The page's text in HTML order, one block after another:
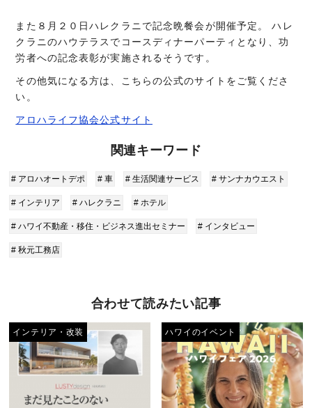
また８月２０日ハレクラニで記念晩餐会が開催予定。 ハレ
クラニのハウテラスでコースディナーパーティとなり、功
労者への記念表彰が実施されるそうです。
その他気になる方は、こちらの公式のサイトをご覧くださ
い。
アロハライフ協会公式サイト
関連キーワード
# アロハオートデポ # 車 # 生活関連サービス # サンナカウエスト
# インテリア # ハレクラニ # ホテル
# ハワイ不動産・移住・ビジネス進出セミナー # インタビュー
# 秋元工務店
合わせて読みたい記事
インテリア・改装 ハワイのイベント